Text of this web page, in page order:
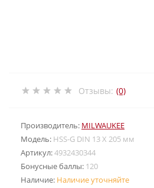
Отзывы: (0)
Производитель: MILWAUKEE
Модель: HSS-G DIN 13 X 205 мм
Артикул:4932430344
Бонусные баллы: 120
Наличие: Наличие уточняйте